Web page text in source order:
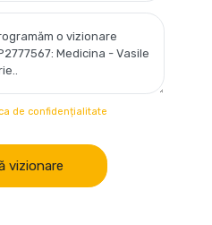
de confidențialitate
vizionare